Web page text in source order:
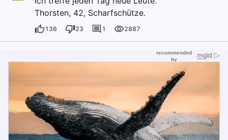
Thorsten, 42, Scharfschütze.
136 23 1 2887